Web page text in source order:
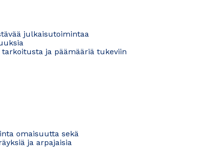
julkaisutoimintaa
ja päämääriä tukeviin
omaisuutta sekä
ja arpajaisia